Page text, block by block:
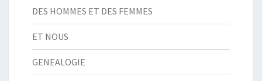
DES HOMMES ET DES FEMMES
ET NOUS
GENEALOGIE